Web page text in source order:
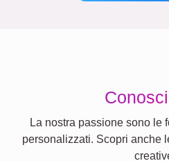
La nostra passione sono le
personalizzati. Scopri anche